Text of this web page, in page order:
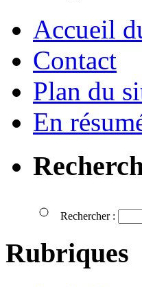
Accueil
Contact
Plan du
En
Rechercher :
Rubriques